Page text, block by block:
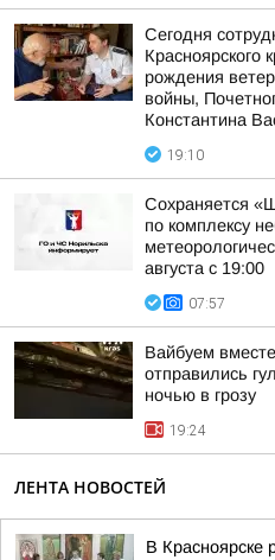
Сегодня
Красноярского
рождения
войны,
Константина
19:10
Сохраняется
по комплексу
августа с 19:00
07:57
Вайбуем
отправились
ночью в грозу
19:24
ЛЕНТА НОВОСТЕЙ
В Красноярске